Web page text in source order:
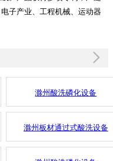
子产业、工程机械、运动器
滁州酸洗磷化设备
滁州板材通过式酸洗设备